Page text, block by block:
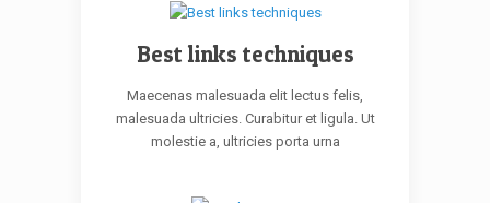
Best links techniques
Maecenas malesuada elit lectus felis,
malesuada ultricies. Curabitur et ligula. Ut
molestie a, ultricies porta urna